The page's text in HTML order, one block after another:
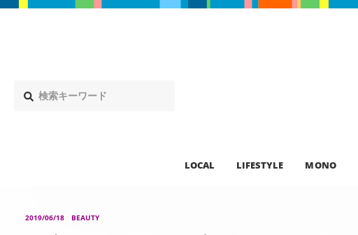
LOCAL LIFESTYLE MONO
2019/06/18 BEAUTY